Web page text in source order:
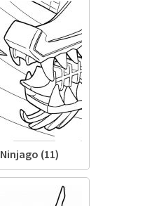
Ninjago (11)